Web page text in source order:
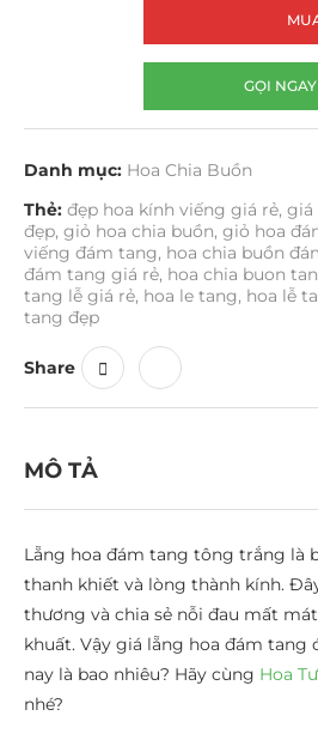
GỌI
Danh mục: Hoa Chia Buồn
Thẻ: đẹp hoa kính viếng giá rẻ, giá
đẹp, giỏ hoa chia buồn, giỏ hoa
viếng đám tang, hoa chia buồn
đám tang giá rẻ, hoa chia buon
tang lễ giá rẻ, hoa le tang, hoa lễ
tang đẹp
Share
MÔ TẢ
Lẵng hoa đám tang tông trắng là
thanh khiết và lòng thành kính.
thương và chia sẻ nỗi đau mất
khuất. Vậy giá lẵng hoa đám tang
nay là bao nhiêu? Hãy cùng Hoa
nhé?